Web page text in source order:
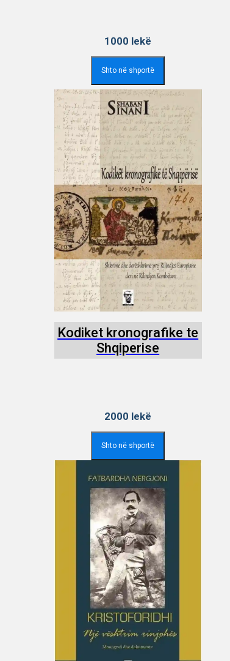
1000 lekë
Shto në shportë
Kodiket kronografike te
Shqiperise
2000 lekë
Shto në shportë